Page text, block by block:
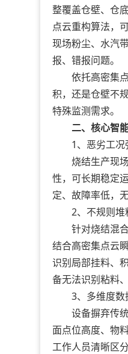
整覆盖仓壁、仓
点云重构算法，
现场粉尘、水汽
报、错报问题。
依托高密集点
积，还是仓壁不
特殊监测需求。
二、核心智
1、恶劣工况
烧结生产现场
性，可长期稳定
定、故障率低，
2、不规则堆
针对烧结混合
结合高密集点云
识别局部挂料、
备无法识别粘料
3、多维度数
设备摒弃传统
面点位高度、物
工作人员清晰区